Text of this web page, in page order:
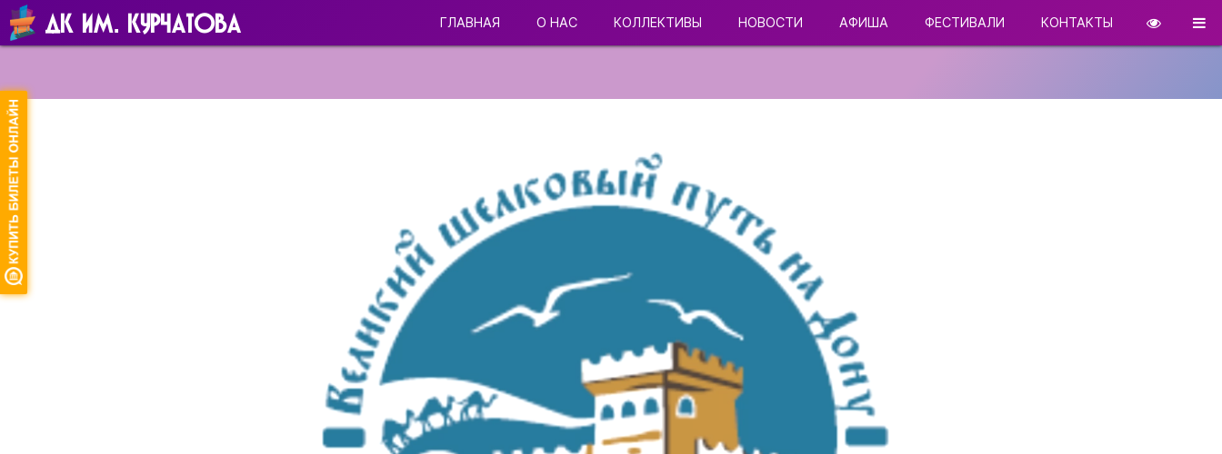
ДК ИМ. КУРЧАТОВА ГЛАВНАЯ О НАС КОЛЛЕКТИВЫ НОВОСТИ АФИША ФЕСТИВАЛИ КОНТАКТЫ